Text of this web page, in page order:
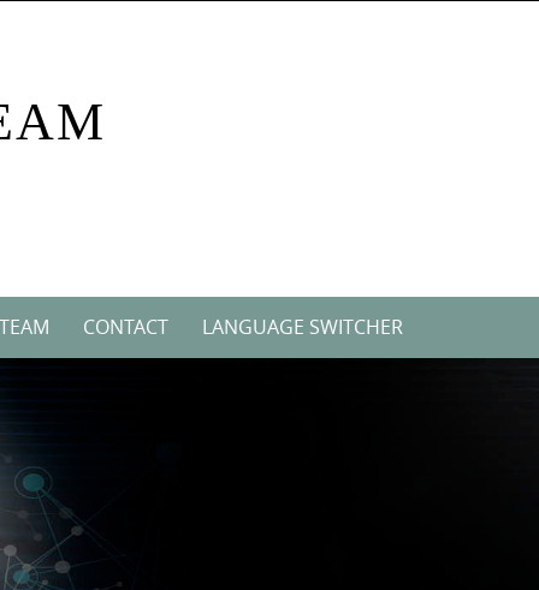
CONTACT LANGUAGE SWITCHER